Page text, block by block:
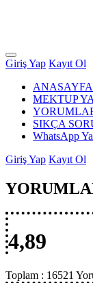
Giriş Yap Kayıt Ol
ANASAYFA
MEKTUP
SIKÇA
WhatsApp
Giriş Yap Kayıt Ol
4,89
Toplam : 16521